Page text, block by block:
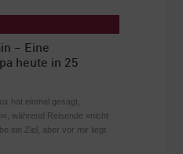
– Eine
heute in 25
hat einmal gesagt,
während Reisende »nicht
ein Ziel, aber vor mir liegt